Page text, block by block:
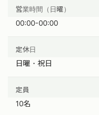
営業時間（日曜）
00:00-00:00
定休日
日曜・祝日
定員
10名